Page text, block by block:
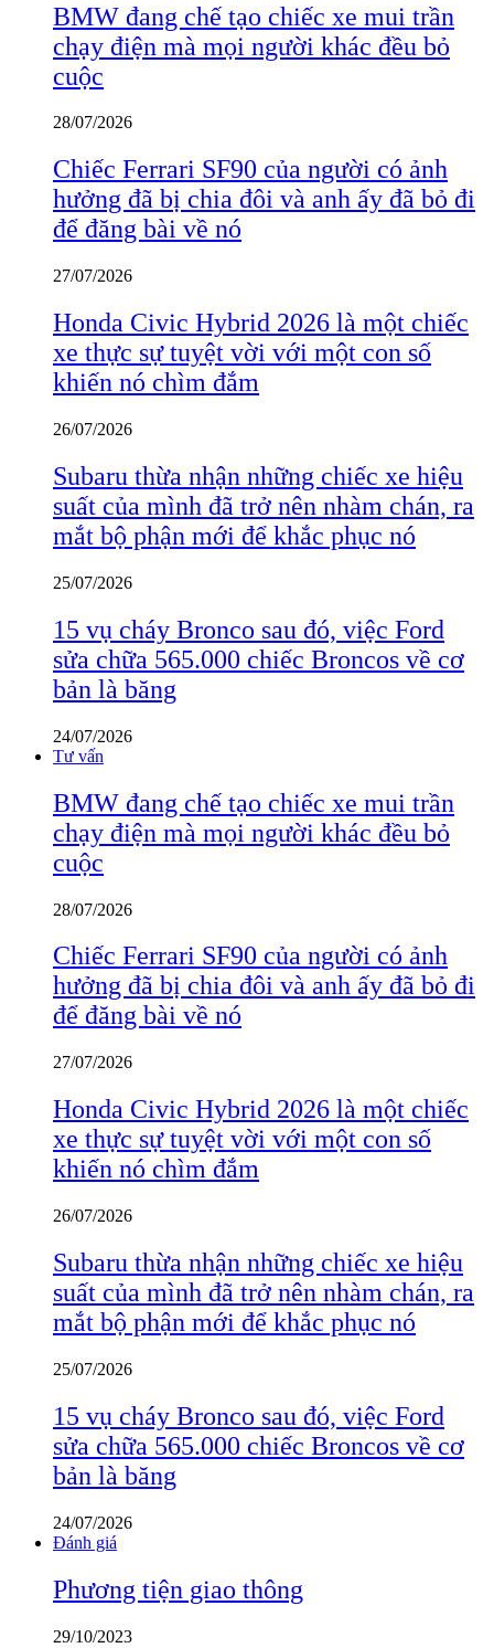
BMW đang chế tạo chiếc xe mui trần
chạy điện mà mọi người khác đều bỏ
cuộc
28/07/2026
Chiếc Ferrari SF90 của người có ảnh
hưởng đã bị chia đôi và anh ấy đã bỏ đi
để đăng bài về nó
27/07/2026
Honda Civic Hybrid 2026 là một chiếc
xe thực sự tuyệt vời với một con số
khiến nó chìm đắm
26/07/2026
Subaru thừa nhận những chiếc xe hiệu
suất của mình đã trở nên nhàm chán, ra
mắt bộ phận mới để khắc phục nó
25/07/2026
15 vụ cháy Bronco sau đó, việc Ford
sửa chữa 565.000 chiếc Broncos về cơ
bản là băng
24/07/2026
Tư vấn
BMW đang chế tạo chiếc xe mui trần
chạy điện mà mọi người khác đều bỏ
cuộc
28/07/2026
Chiếc Ferrari SF90 của người có ảnh
hưởng đã bị chia đôi và anh ấy đã bỏ đi
để đăng bài về nó
27/07/2026
Honda Civic Hybrid 2026 là một chiếc
xe thực sự tuyệt vời với một con số
khiến nó chìm đắm
26/07/2026
Subaru thừa nhận những chiếc xe hiệu
suất của mình đã trở nên nhàm chán, ra
mắt bộ phận mới để khắc phục nó
25/07/2026
15 vụ cháy Bronco sau đó, việc Ford
sửa chữa 565.000 chiếc Broncos về cơ
bản là băng
24/07/2026
Đánh giá
Phương tiện giao thông
29/10/2023